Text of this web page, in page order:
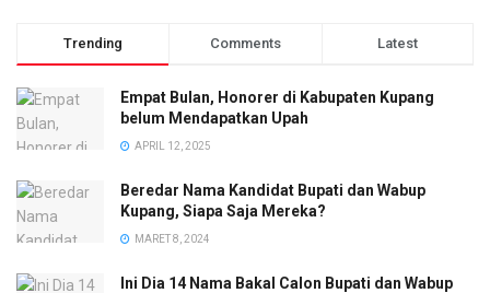
Trending Comments Latest
Empat Bulan, Honorer di Kabupaten Kupang
belum Mendapatkan Upah
APRIL 12, 2025
Beredar Nama Kandidat Bupati dan Wabup
Kupang, Siapa Saja Mereka?
MARET 8, 2024
Ini Dia 14 Nama Bakal Calon Bupati dan Wabup